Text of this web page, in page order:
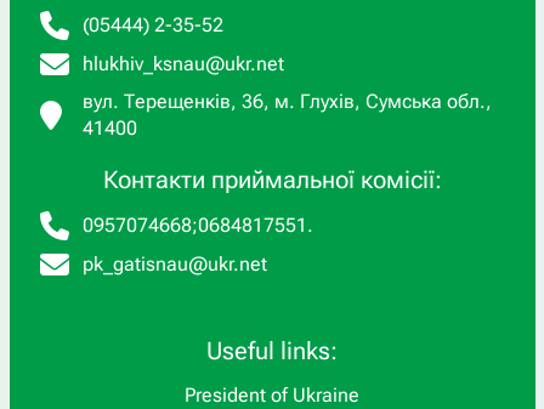
(05444) 2-35-52
hlukhiv_ksnau@ukr.net
вул. Терещенків, 36, м. Глухів, Сумська обл.,
41400
Контакти приймальної комісії:
0957074668;0684817551 .
pk_gatisnau@ukr.net
Useful links:
President of Ukraine